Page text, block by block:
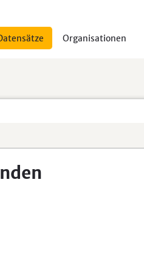
Organisationen